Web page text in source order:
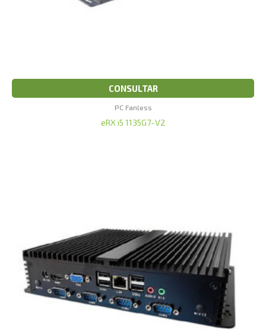
CONSULTAR
PC Fanless
eRX i5 1135G7-V2